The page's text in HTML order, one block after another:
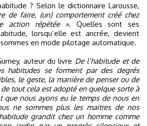
? Selon le dictionnaire Larousse,
de faire, (un) comportement créé chez
action répétée ». Quelles sont ses
lorsqu’elle est ancrée, devient
en mode pilotage automatique.
auteur du livre De l’habitude et de
habitudes se forment par des degrés
le geste, la manière de penser ou de
tout cela est adopté en quelque sorte à
que nous ayons eu le temps de nous en
ne sommes plus les maitres de nos
grandit chez un homme comme